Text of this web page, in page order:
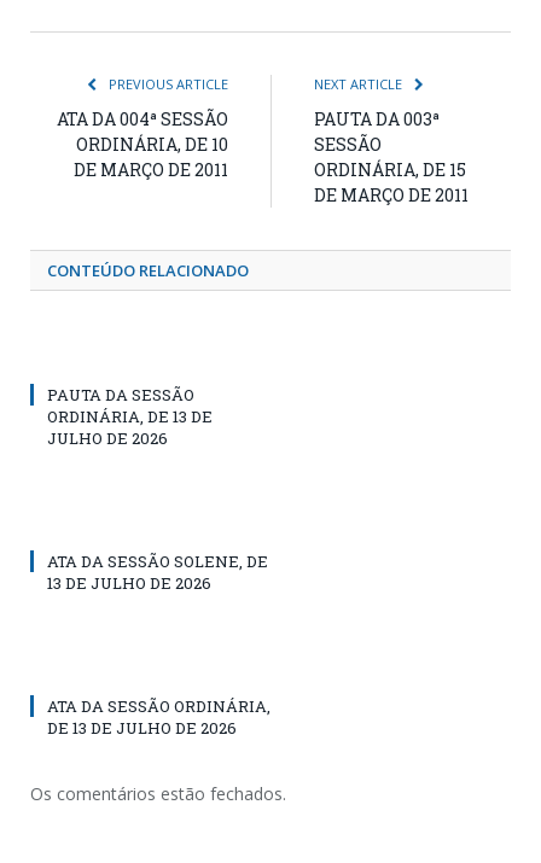
PREVIOUS ARTICLE
ATA DA 004ª SESSÃO
ORDINÁRIA, DE 10
DE MARÇO DE 2011
NEXT ARTICLE
PAUTA DA 003ª
SESSÃO
ORDINÁRIA, DE 15
DE MARÇO DE 2011
CONTEÚDO RELACIONADO
PAUTA DA SESSÃO
ORDINÁRIA, DE 13 DE
JULHO DE 2026
ATA DA SESSÃO SOLENE, DE
13 DE JULHO DE 2026
ATA DA SESSÃO ORDINÁRIA,
DE 13 DE JULHO DE 2026
Os comentários estão fechados.